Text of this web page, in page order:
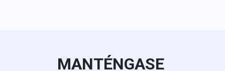
MANTÉNGASE